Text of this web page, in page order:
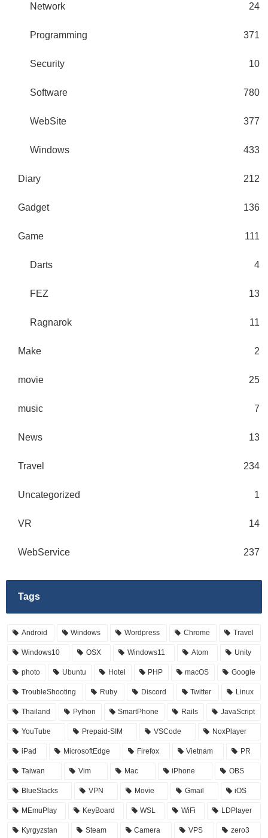
Network 24
Programming 371
Security 10
Software 780
WebSite 377
Windows 433
Diary 212
Gadget 136
Game 111
Darts 4
FEZ 13
Ragnarok 11
Make 2
movie 25
music 7
News 13
Travel 234
Uncategorized 1
VR 14
WebService 237
Tags
Android Windows Wordpress Chrome Travel
Windows10 OSX Windows11 Atom Unity
photo Ubuntu Hotel PHP macOS Google
TroubleShooting Ruby Discord Twitter Linux
Thailand Python SmartPhone Rails JavaScript
YouTube Prepaid-SIM VSCode NoxPlayer
iPad MicrosoftEdge Firefox Vietnam PR
Taiwan Vim Mac iPhone OBS
BlueStacks VPN Movie Gmail iOS
MEmuPlay KeyBoard WSL WiFi LDPlayer
Kyrgyzstan Steam Camera VPS zero3